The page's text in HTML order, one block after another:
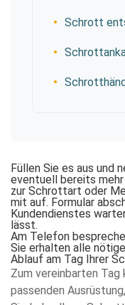
Schrott
Füllen Sie es aus und
eventuell bereits
zur Schrottart oder
mit auf. Formular
Kundendienstes
lässt.
Am Telefon
Sie erhalten alle
Ablauf am Tag Ihrer
Zum vereinbarten
passenden